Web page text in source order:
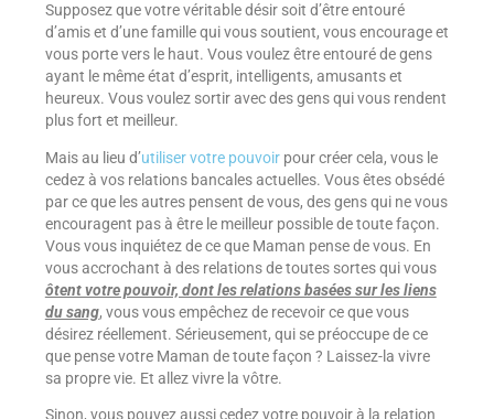
Supposez que votre véritable désir soit d’être entouré
d’amis et d’une famille qui vous soutient, vous encourage et
vous porte vers le haut. Vous voulez être entouré de gens
ayant le même état d’esprit, intelligents, amusants et
heureux. Vous voulez sortir avec des gens qui vous rendent
plus fort et meilleur.
Mais au lieu d’utiliser votre pouvoirpour créer cela, vous le
cedez à vos relations bancales actuelles. Vous êtes obsédé
par ce que les autres pensent de vous, des gens qui ne vous
encouragent pas à être le meilleur possible de toute façon.
Vous vous inquiétez de ce que Maman pense de vous. En
vous accrochant à des relations de toutes sortes qui vous
ôtent votre pouvoir, dont les relations basées sur les liens
du sang, vous vous empêchez de recevoir ce que vous
désirez réellement. Sérieusement, qui se préoccupe de ce
que pense votre Maman de toute façon ? Laissez-la vivre
sa propre vie. Et allez vivre la vôtre.
Sinon, vous pouvez aussi cedez votre pouvoir à la relation